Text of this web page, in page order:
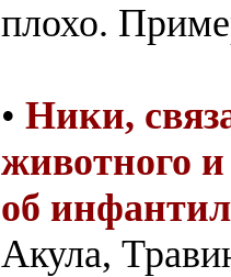
плохо.
• Ники,
животного и
об
Акула,